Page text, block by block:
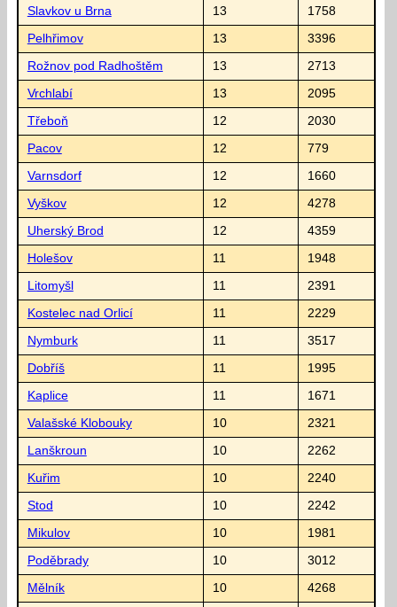
Slavkov u Brna 13 1758
Pelhřimov 13 3396
Rožnov pod Radhoštěm 13 2713
Vrchlabí 13 2095
Třeboň 12 2030
Pacov 12 779
Varnsdorf 12 1660
Vyškov 12 4278
Uherský Brod 12 4359
Holešov 11 1948
Litomyšl 11 2391
Kostelec nad Orlicí 11 2229
Nymburk 11 3517
Dobříš 11 1995
Kaplice 11 1671
Valašské Klobouky 10 2321
Lanškroun 10 2262
Kuřim 10 2240
Stod 10 2242
Mikulov 10 1981
Poděbrady 10 3012
Mělník 10 4268